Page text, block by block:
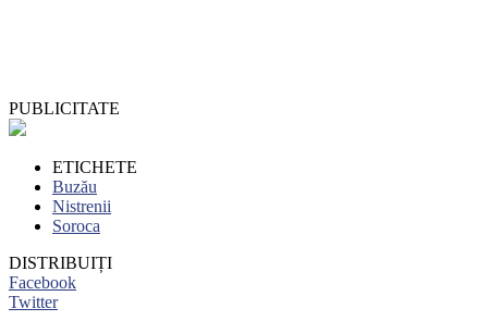
PUBLICITATE
ETICHETE
Buzău
Nistrenii
Soroca
DISTRIBUIȚI
Facebook
Twitter